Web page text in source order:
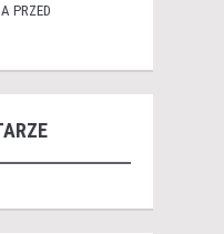
PRZED